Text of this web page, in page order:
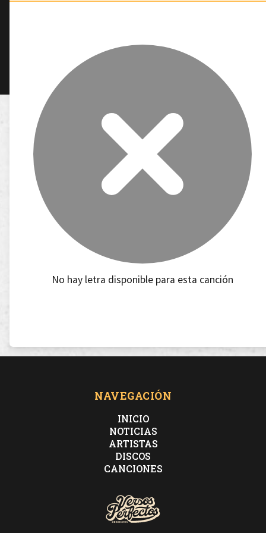
No hay letra disponible para esta canción
NAVEGACIÓN
INICIO
NOTICIAS
ARTISTAS
DISCOS
CANCIONES